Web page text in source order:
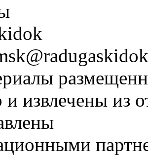
и извлечены из